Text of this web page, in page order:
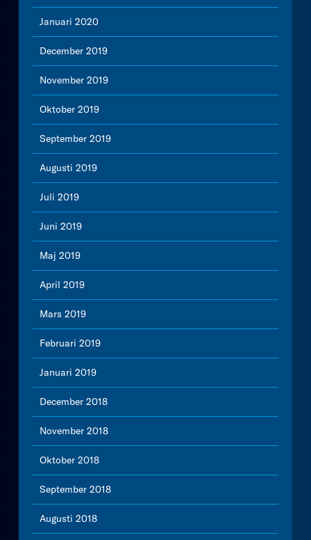
Januari 2020
December 2019
November 2019
Oktober 2019
September 2019
Augusti 2019
Juli 2019
Juni 2019
Maj 2019
April 2019
Mars 2019
Februari 2019
Januari 2019
December 2018
November 2018
Oktober 2018
September 2018
Augusti 2018